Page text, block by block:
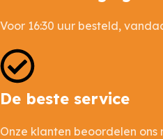
Voor 16:30 uur besteld,
De beste service
Onze klanten beoordelen ons